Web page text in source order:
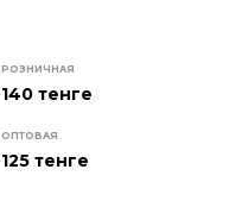
РОЗНИЧНАЯ
140 тенге
ОПТОВАЯ
125 тенге